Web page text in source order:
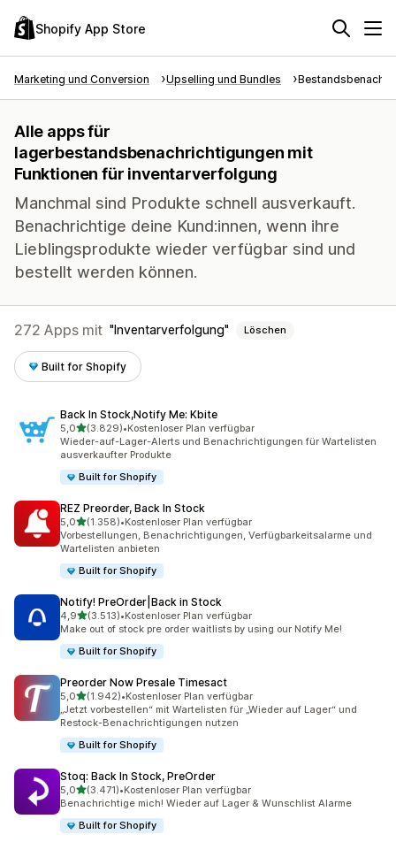
Shopify App Store
Marketing und Conversion Upselling und Bundles
Alle apps für
lagerbestandsbenachrichtigungen mit
Funktionen für inventarverfolgung
Manchmal sind Produkte schnell ausverkauft.
Benachrichtige deine Kund:innen, wenn ihre
Lieblingsprodukte wieder verfügbar sind und
bestellt werden können.
272 Apps mit Inventarverfolgung Löschen
Built for Shopify
Back In Stock,Notify Me: Kbite
5,0von 5 Sternen
(3.829)
3829 Rezensionen insgesamt
•Kostenloser Plan verfügbar
Wieder-auf-Lager-Alerts und Benachrichtigungen für Wartelisten
ausverkaufter Produkte
Built for Shopify
REZ Preorder, Back In Stock
5,0von 5 Sternen
(1.358)
1358 Rezensionen insgesamt
•Kostenloser Plan verfügbar
Vorbestellungen, Benachrichtigungen, Verfügbarkeitsalarme und
Wartelisten anbieten
Built for Shopify
Notify! PreOrder|Back in Stock
4,9von 5 Sternen
(3.513)
3513 Rezensionen insgesamt
•Kostenloser Plan verfügbar
Make out of stock pre order waitlists by using our Notify Me!
Built for Shopify
Preorder Now Presale Timesact
5,0von 5 Sternen
(1.942)
1942 Rezensionen insgesamt
•Kostenloser Plan verfügbar
„Jetzt vorbestellen“ mit Wartelisten für „Wieder auf Lager“ und
Restock-Benachrichtigungen nutzen
Built for Shopify
Stoq: Back In Stock, PreOrder
5,0von 5 Sternen
(3.471)
3471 Rezensionen insgesamt
•Kostenloser Plan verfügbar
Benachrichtige mich! Wieder auf Lager & Wunschlist Alarme
Built for Shopify